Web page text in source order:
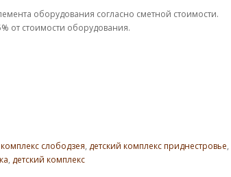
оборудования согласно сметной стоимости.
от стоимости оборудования.
слободзея, детский комплекс приднестровье,
, детский комплекс